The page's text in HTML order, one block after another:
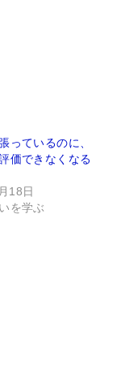
っているのに、
価できなくなる
18日
を学ぶ